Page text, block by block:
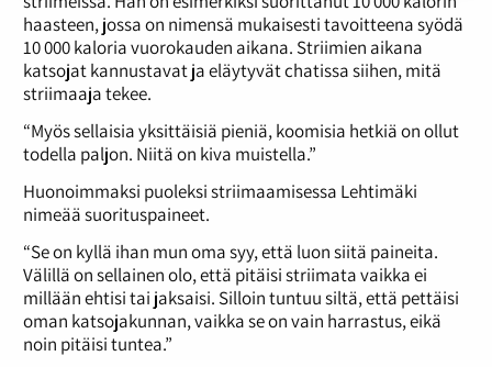
haasteen, jossa on nimensä mukaisesti tavoitteena syödä
10 000 kaloria vuorokauden aikana. Striimien aikana
katsojat kannustavat ja eläytyvät chatissa siihen, mitä
striimaaja tekee.
“Myös sellaisia yksittäisiä pieniä, koomisia hetkiä on ollut
todella paljon. Niitä on kiva muistella.”
Huonoimmaksi puoleksi striimaamisessa Lehtimäki
nimeää suorituspaineet.
“Se on kyllä ihan mun oma syy, että luon siitä paineita.
Välillä on sellainen olo, että pitäisi striimata vaikka ei
millään ehtisi tai jaksaisi. Silloin tuntuu siltä, että pettäisi
oman katsojakunnan, vaikka se on vain harrastus, eikä
noin pitäisi tuntea.”